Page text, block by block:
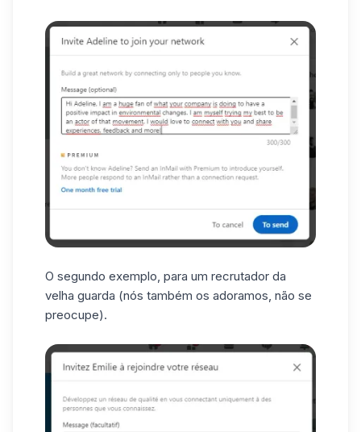
O segundo exemplo, para um recrutador da
velha guarda (nós também os adoramos, não se
preocupe).